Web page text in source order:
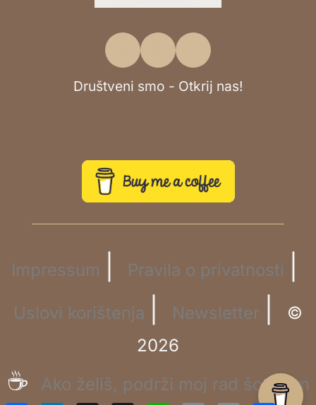
Društveni smo - Otkrij nas!
Impressum Pravila o privatnosti
Uslovi korištenja Newsletter
©
2026
☕ Ako želiš, podrži moj rad šoljicom